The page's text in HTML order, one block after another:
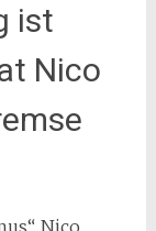
ist
Nico
Nico